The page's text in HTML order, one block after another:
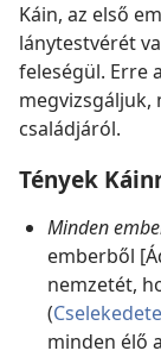
Káin, az első
lánytestvérét
feleségül. Erre
megvizsgáljuk,
családjáról.
Tények
Minden
emberből
nemzetét,
(
minden élő